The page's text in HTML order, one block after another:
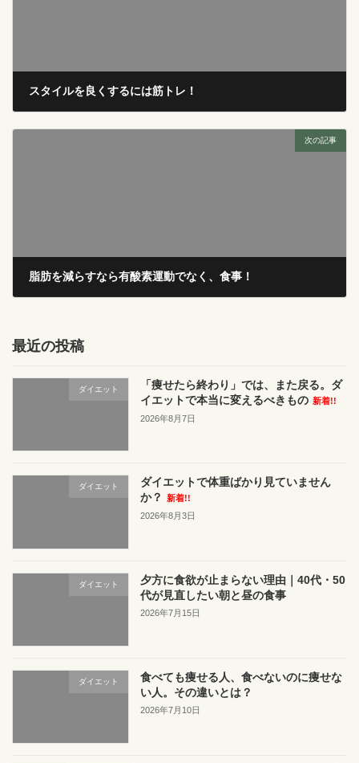
スタイルを良くするには筋トレ！
次の記事
脂肪を減らすなら有酸素運動でなく、食事！
最近の投稿
ダイエット
「痩せたら終わり」では、また戻る。ダ
イエットで本当に変えるべきもの 新着!!
2026年8月7日
ダイエット
ダイエットで体重ばかり見ていません
か？
新着!!
2026年8月3日
ダイエット
夕方に食欲が止まらない理由｜40代・50
代が見直したい朝と昼の食事
2026年7月15日
ダイエット
食べても痩せる人、食べないのに痩せな
い人。その違いとは？
2026年7月10日